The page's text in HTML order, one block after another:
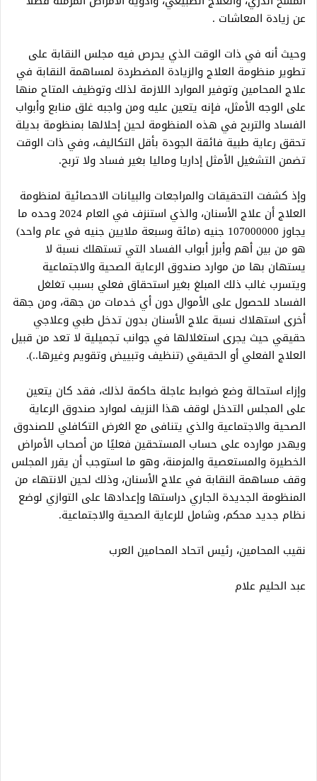
عن زيادة المعاشات .
وحيث أنه في ذات الوقت الذي يحرص فيه مجلس النقابة على
تطوير منظومة العلاج والزيادة المضطردة لمساهمة النقابة في
علاج المحامين وتوفير الموارد اللازمة لذلك وتوظيف المتاح منها
على الوجه الأمثل، فإنه يتعين عليه ومن واجبه غلق منابع وأبواب
الفساد والتربح في هذه المنظومة لحين إحلالها بمنظومة بديلة
تحقق رعاية طبية فائقة الجودة بأقل التكاليف، وفي ذات الوقت
تضمن التشغيل الأمثل إداريا وماليا بغير فساد ولا تربح.
وإذ كشفت التحقيقات والمراجعات والبيانات الاحصائية لمنظومة
العلاج أن علاج الأسنان، والذي استنزف في العام 2024 وحده ما
يجاوز 107000000 جنيه (مائة وسبعة ملايين جنيه في عام واحد)
هو من بين أهم وأبرز أبواب الفساد التي تستهلك نسبة لا
يستهان بها من موارد صندوق الرعاية الصحية والاجتماعية
ويتسرب غالب ذلك المبلغ بغير استحقاق فعلي بسبب تغلغل
الفساد للحصول على الأموال دون أي خدمات من جهة، ومن جهة
أخرى استهلاك نسبة علاج الأسنان بدون تدخل طبي وعلاجي
حقيقي حيث يجرى استغلالها في جوانب تجميلية لا تعد من قبيل
العلاج الفعلي أو الحقيقي (تنظيف وتبييض وتقويم وغيرها..).
وإزاء استحالة وضع ضوابط عاجلة حاكمة لذلك، فقد كان يتعين
على المجلس التدخل لوقف هذا النزيف لموارد صندوق الرعاية
الصحية والاجتماعية والذي يتنافى مع الغرض التكافلي للصندوق
ويهدر موارده على حساب المستحقين فعليًا من أصحاب الأمراض
الخطيرة والمستعصية والمزمنة، وهو ما استوجب أن يقرر المجلس
وقف مساهمة النقابة في علاج الأسنان، وذلك لحين الانتهاء من
المنظومة الجديدة الجاري دراستها وإعدادها على التوازي لوضع
نظام جديد محكم، وشامل للرعاية الصحية والاجتماعية.
نقيب المحامين، رئيس اتحاد المحامين العرب
عبد الحليم علام